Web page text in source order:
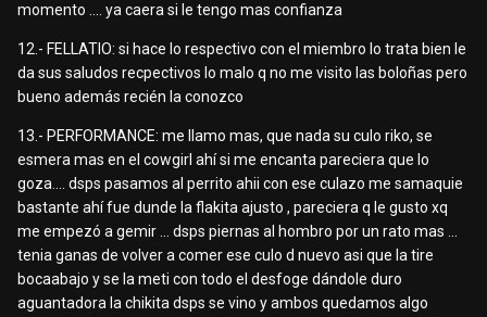
momento .... ya caera si le tengo mas confianza
12.- FELLATIO: si hace lo respectivo con el miembro lo trata bien le
da sus saludos recpectivos lo malo q no me visito las boloñas pero
bueno además recién la conozco
13.- PERFORMANCE: me llamo mas, que nada su culo riko, se
esmera mas en el cowgirl ahí si me encanta pareciera que lo
goza.... dsps pasamos al perrito ahii con ese culazo me samaquie
bastante ahí fue dunde la flakita ajusto , pareciera q le gusto xq
me empezó a gemir ... dsps piernas al hombro por un rato mas ...
tenia ganas de volver a comer ese culo d nuevo asi que la tire
bocaabajo y se la meti con todo el desfoge dándole duro
aguantadora la chikita dsps se vino y ambos quedamos algo